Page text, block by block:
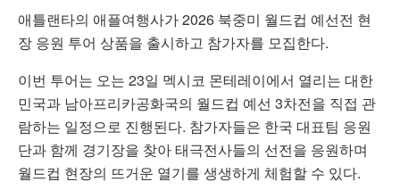
애틀랜타의 애플여행사가 2026 북중미 월드컵 예선전 현
장 응원 투어 상품을 출시하고 참가자를 모집한다.
이번 투어는 오는 23일 멕시코 몬테레이에서 열리는 대한
민국과 남아프리카공화국의 월드컵 예선 3차전을 직접 관
람하는 일정으로 진행된다. 참가자들은 한국 대표팀 응원
단과 함께 경기장을 찾아 태극전사들의 선전을 응원하며
월드컵 현장의 뜨거운 열기를 생생하게 체험할 수 있다.